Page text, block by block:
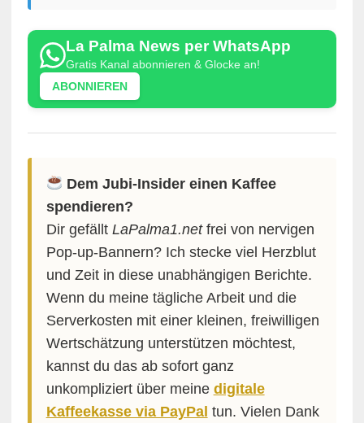
La Palma News per WhatsApp
Gratis Kanal abonnieren & Glocke an!
ABONNIEREN
Dem Jubi-Insider einen Kaffee
spendieren?
Dir gefällt LaPalma1.netfrei von nervigen
Pop-up-Bannern? Ich stecke viel Herzblut
und Zeit in diese unabhängigen Berichte.
Wenn du meine tägliche Arbeit und die
Serverkosten mit einer kleinen, freiwilligen
Wertschätzung unterstützen möchtest,
kannst du das ab sofort ganz
unkompliziert über meine digitale
Kaffeekasse via PayPal tun. Vielen Dank